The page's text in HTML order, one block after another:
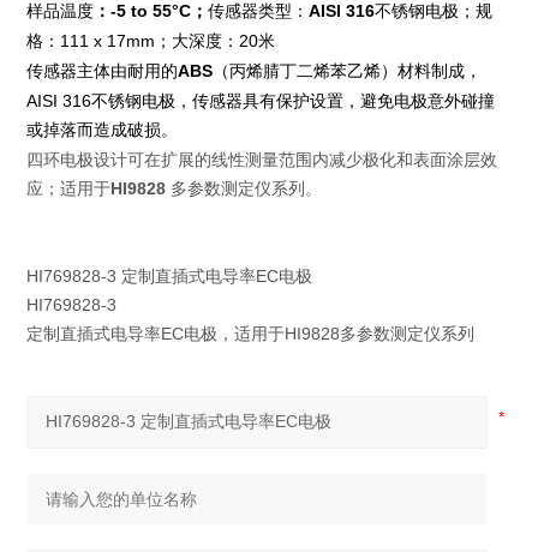
样品温度 ：-5 to 55°C；传感器类型：AISI 316不锈钢电极；规
格 ：111 x 17mm； 大深度 ：20米
传感器主体由耐用的ABS （丙烯腈丁二烯苯乙烯）材料制成，
AISI 316不锈钢电极，传感器具有保护设置，避免电极意外碰撞
或掉落而造成破损。
四环电极设计可在扩展的线性测量范围内减少极化和表面涂层效
应；适用于HI9828 多参数测定仪系列。
HI769828-3 定制直插式电导率EC电极
HI769828-3
定制直插式电导率EC电极，适用于HI9828多参数测定仪系列